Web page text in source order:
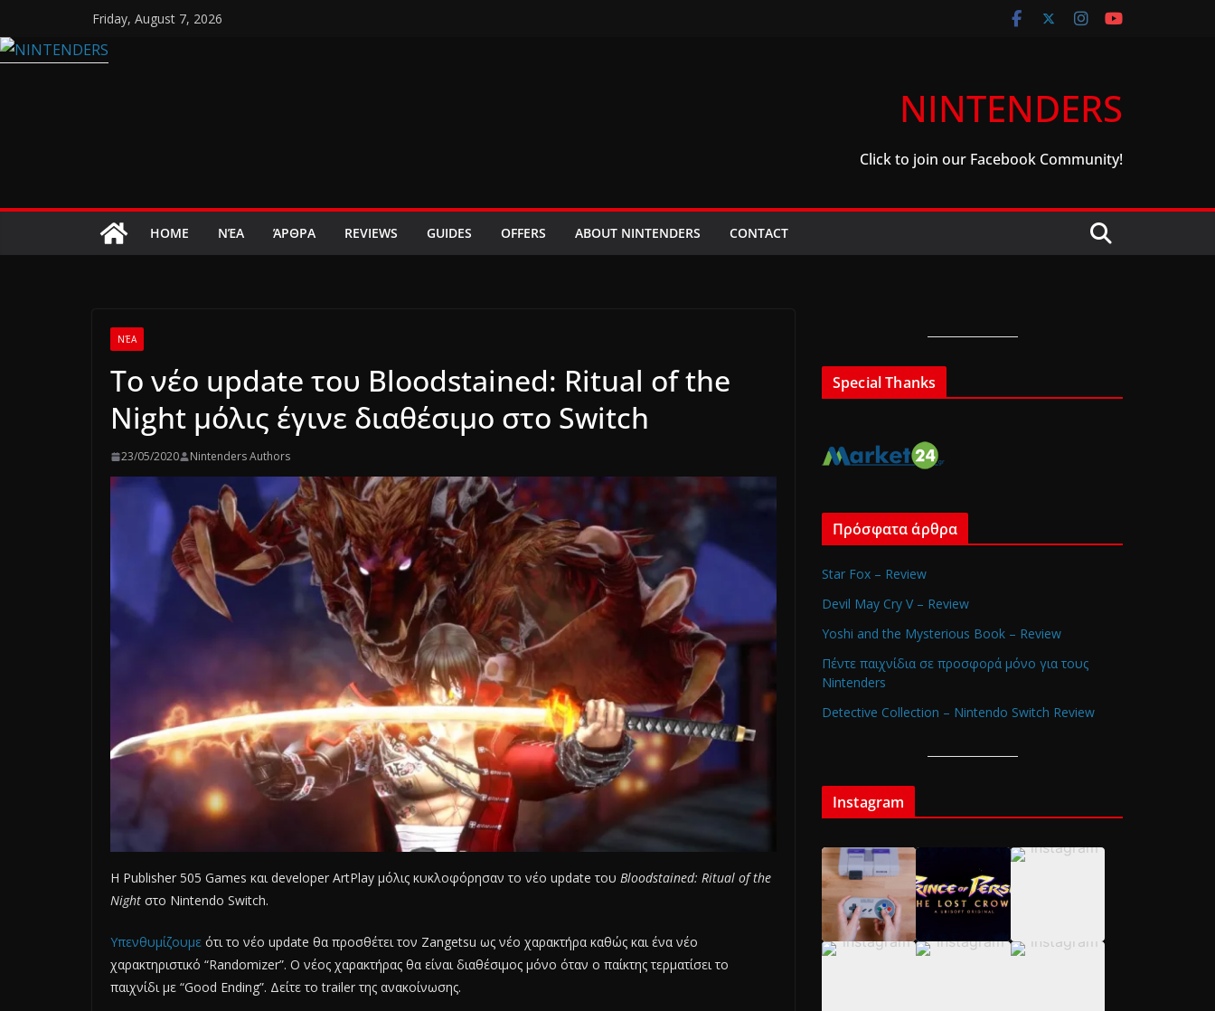
to
content
Friday, August 7, 2026
NINTENDERS
Click to join our Facebook Community!
HOME ΝΈΑ ΆΡΘΡΑ REVIEWS GUIDES OFFERS ABOUT NINTENDERS CONTACT
ΝΈΑ
Το νέο update του Bloodstained: Ritual of the
Night μόλις έγινε διαθέσιμο στο Switch
23/05/2020 Nintenders Authors
Η Publisher 505 Games και developer ArtPlay μόλις κυκλοφόρησαν το νέο update του Bloodstained: Ritual of the
Night στο Nintendo Switch.
Υπενθυμίζουμε ότι το νέο update θα προσθέτει τον Zangetsu ως νέο χαρακτήρα καθώς και ένα νέο
χαρακτηριστικό “Randomizer”. Ο νέος χαρακτήρας θα είναι διαθέσιμος μόνο όταν ο παίκτης τερματίσει το
παιχνίδι με “Good Ending”. Δείτε το trailer της ανακοίνωσης.
Special Thanks
Πρόσφατα άρθρα
Star Fox – Review
Devil May Cry V – Review
Yoshi and the Mysterious Book – Review
Πέντε παιχνίδια σε προσφορά μόνο για τους
Nintenders
Detective Collection – Nintendo Switch Review
Instagram